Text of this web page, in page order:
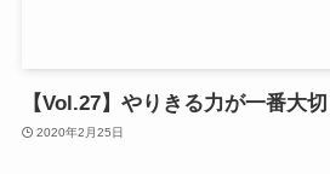
【Vol.27】やりきる力が一番大切
2020年2月25日